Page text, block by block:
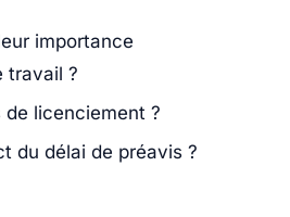
importance
travail ?
licenciement ?
du délai de préavis ?